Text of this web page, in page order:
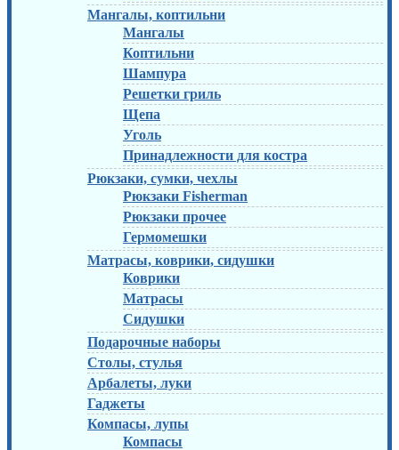
Мангалы, коптильни
Мангалы
Коптильни
Шампура
Решетки гриль
Щепа
Уголь
Принадлежности для костра
Рюкзаки, сумки, чехлы
Рюкзаки Fisherman
Рюкзаки прочее
Гермомешки
Матрасы, коврики, сидушки
Коврики
Матрасы
Сидушки
Подарочные наборы
Столы, стулья
Арбалеты, луки
Гаджеты
Компасы, лупы
Компасы